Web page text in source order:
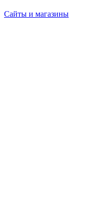
Сайты и магазины